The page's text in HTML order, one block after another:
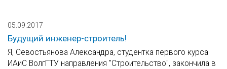
05.09.2017
Будущий инженер-строитель!
Я, Севостьянова Александра, студентка первого курса
ИАиС ВолгГТУ направления "Строительство", закончила в